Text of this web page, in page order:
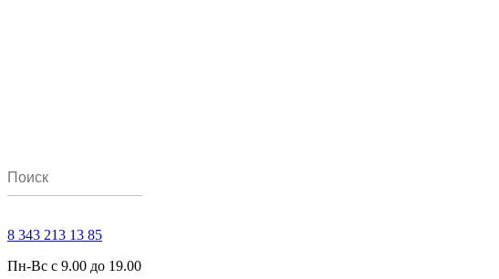
8 343 213 13 85
Пн-Вс с 9.00 до 19.00